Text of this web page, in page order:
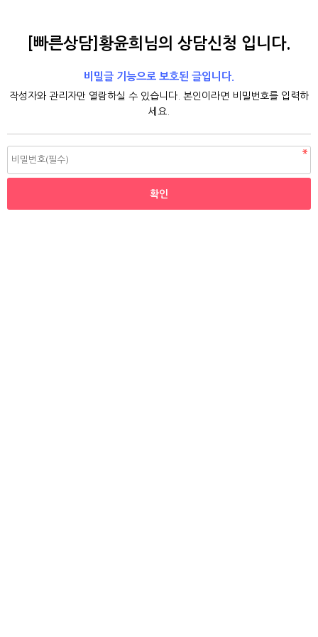
[빠른상담]황윤희님의 상담신청 입니다.
비밀글 기능으로 보호된 글입니다.
작성자와 관리자만 열람하실 수 있습니다. 본인이라면 비밀번호를 입력하
세요.